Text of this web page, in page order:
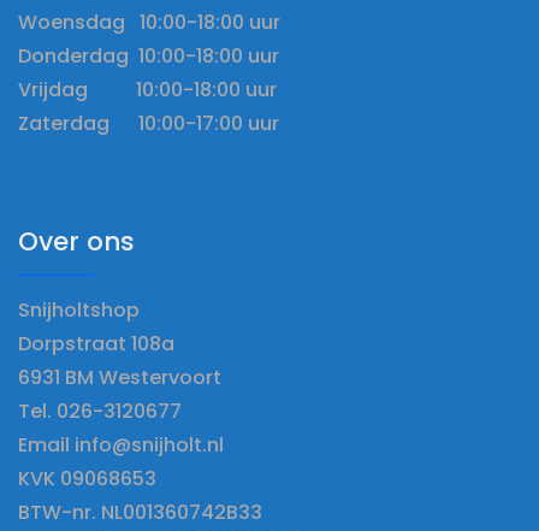
Woensdag 10:00-18:00 uur
Donderdag 10:00-18:00 uur
Vrijdag 10:00-18:00 uur
Zaterdag 10:00-17:00 uur
Over ons
Snijholtshop
Dorpstraat 108a
6931 BM Westervoort
Tel. 026-3120677
Email info@snijholt.nl
KVK 09068653
BTW-nr. NL001360742B33